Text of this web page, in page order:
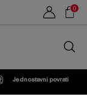
0
trgovini
Jednostavni povrati